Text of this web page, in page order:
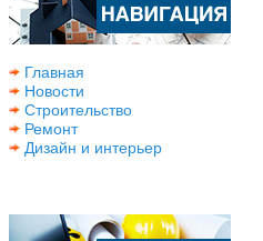
Главная
Новости
Строительство
Ремонт
Дизайн и интерьер